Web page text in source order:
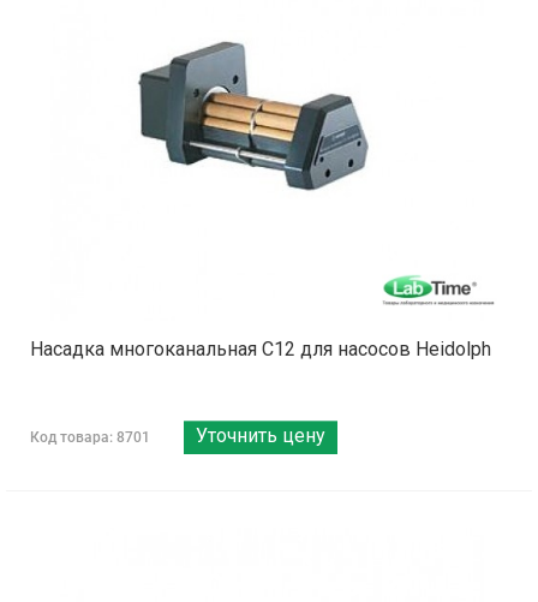
Насадка многоканальная C12 для насосов Heidolph
Код товара: 8701 Уточнить цену